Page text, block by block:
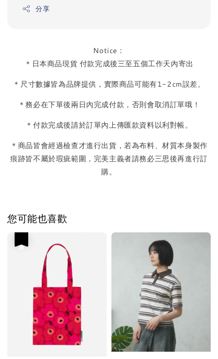
分享
Notice：
＊日本商品現貨 付款完成後三至五個工作天內寄出
＊尺寸數據皆為品牌提供，實際商品可能有1-2cm誤差。
＊務必在下單後兩日內完成付款，否則會取消訂單哦！
＊付款完成後請於訂單內上傳匯款資料以利對帳。
＊商品皆會經過檢查才進行出貨，若為布料、材質本身製作
痕跡皆不屬於瑕疵範圍，完美主義者請務必三思後再進行訂
購。
您可能也喜歡